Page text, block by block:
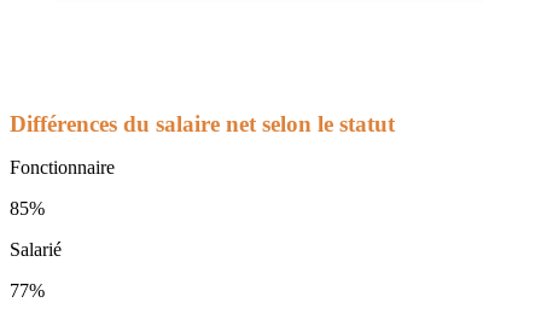
Différences du salaire net selon le statut
Fonctionnaire
85%
Salarié
77%